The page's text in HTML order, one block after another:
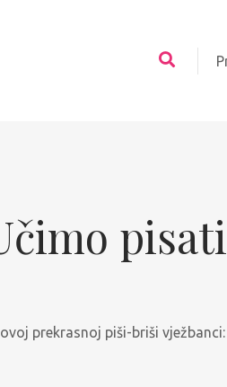
pisati
prekrasnoj piši-briši vježbanci: